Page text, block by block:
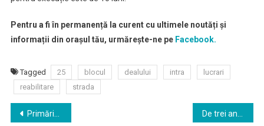
Pentru a fi în permanență la curent cu ultimele noutăți și
informații din orașul tău, urmărește-ne peFacebook.
Tagged 25 blocul dealului intra
lucrari
reabilitare
strada
Navigare
Primăria Sfântu Gheorghe organizează o nouă licitaţie pentru locurile de parcare rezidenţiale